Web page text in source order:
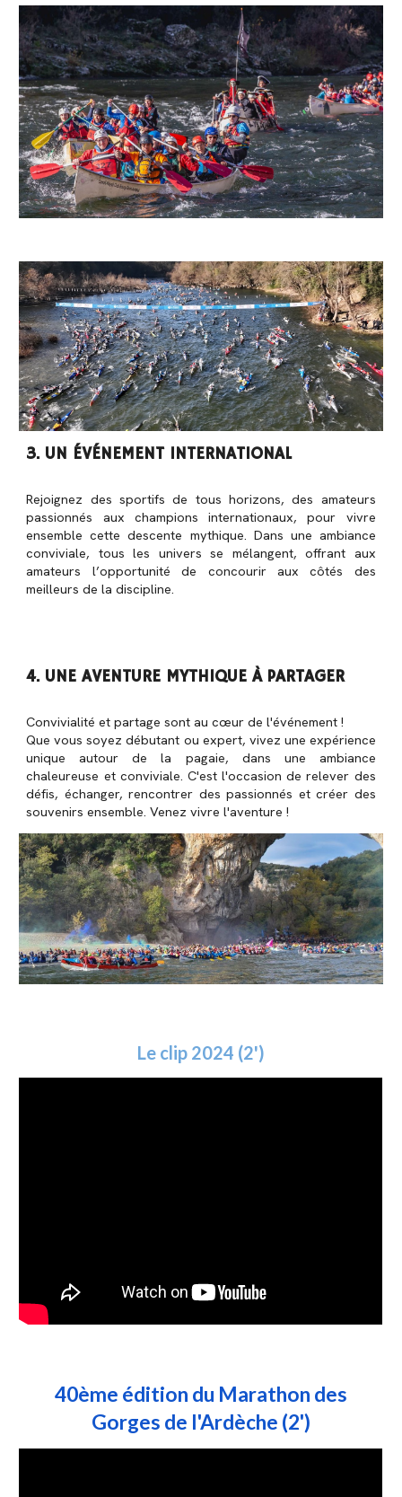
3. UN ÉVÉNEMENT INTERNATIONAL
Rejoignez des sportifs de tous horizons, des amateurs
passionnés aux champions internationaux, pour vivre
ensemble cette descente mythique. Dans une ambiance
conviviale, tous les univers se mélangent, offrant aux
amateurs l’opportunité de concourir aux côtés des
meilleurs de la discipline.
4. UNE AVENTURE MYTHIQUE À PARTAGER
Convivialité et partage sont au cœur de l'événement !
Que vous soyez débutant ou expert, vivez une expérience
unique autour de la pagaie, dans une ambiance
chaleureuse et conviviale. C'est l'occasion de relever des
défis, échanger, rencontrer des passionnés et créer des
souvenirs ensemble. Venez vivre l'aventure !
Le clip 2024 (2')
40ème édition du Marathon des
Gorges de l'Ardèche (2')